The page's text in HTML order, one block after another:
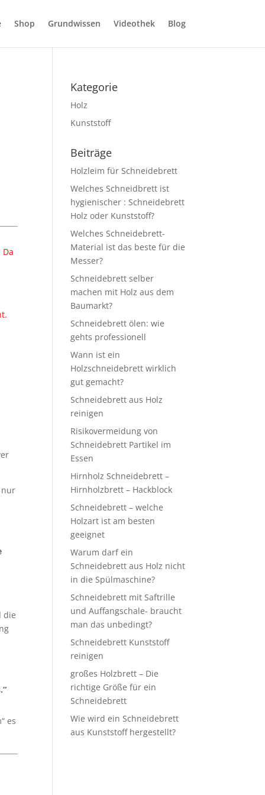
Shop Grundwissen Videothek Blog
nur
die
es
Kategorie
Holz
Kunststoff
Beiträge
Holzleim für Schneidebrett
Welches Schneidbrett ist
hygienischer : Schneidebrett
Holz oder Kunststoff?
Welches Schneidebrett-
Material ist das beste für die
Messer?
Schneidebrett selber
machen mit Holz aus dem
Baumarkt?
Schneidebrett ölen: wie
gehts professionell
Wann ist ein
Holzschneidebrett wirklich
gut gemacht?
Schneidebrett aus Holz
reinigen
Risikovermeidung von
Schneidebrett Partikel im
Essen
Hirnholz Schneidebrett –
Hirnholzbrett – Hackblock
Schneidebrett – welche
Holzart ist am besten
geeignet
Warum darf ein
Schneidebrett aus Holz nicht
in die Spülmaschine?
Schneidebrett mit Saftrille
und Auffangschale- braucht
man das unbedingt?
Schneidebrett Kunststoff
reinigen
großes Holzbrett – Die
richtige Größe für ein
Schneidebrett
Wie wird ein Schneidebrett
aus Kunststoff hergestellt?